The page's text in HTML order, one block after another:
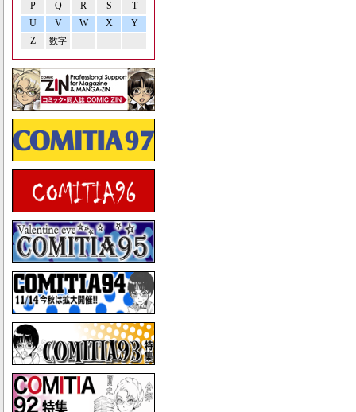
P Q R S
T
U
V W X
Y
Z
数字